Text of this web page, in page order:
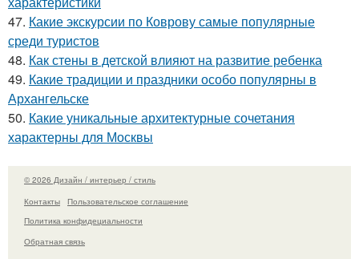
47. Какие экскурсии по Коврову самые популярные
среди туристов
48. Как стены в детской влияют на развитие ребенка
49. Какие традиции и праздники особо популярны в
Архангельске
50. Какие уникальные архитектурные сочетания
характерны для Москвы
© 2026 Дизайн / интерьер / стиль
Контакты
Пользовательское соглашение
Политика конфидециальности
Обратная связь